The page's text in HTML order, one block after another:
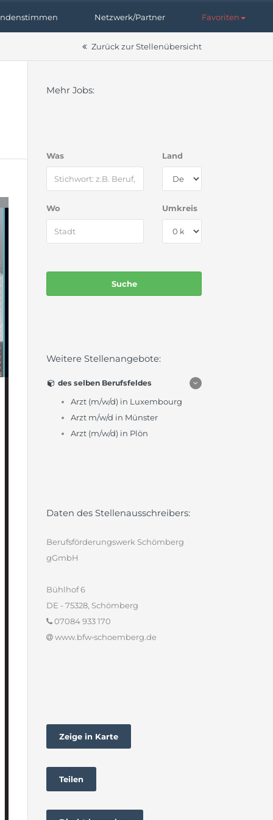
Netzwerk/Partner Favoriten
Zurück zur Stellenübersicht
Mehr Jobs:
Was Land
Wo Umkreis
Weitere Stellenangebote:
des selben Berufsfeldes
Arzt (m/w/d) in Luxembourg
Arzt m/w/d in Münster
Arzt (m/w/d) in Plön
Daten des Stellenausschreibers:
Berufsförderungswerk Schömberg
gGmbH
Bühlhof 6
DE - 75328, Schömberg
07084 933 170
www.bfw‐schoemberg.de
Zeige in Karte
Teilen